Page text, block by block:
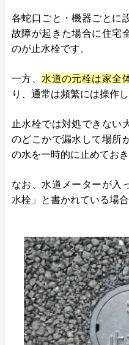
各蛇口ごと・機器ごとに
故障が起きた場合に住宅
のが止水栓です。
一方、 水道の元栓は家全
り、通常は頻繁には操作し
止水栓では対処できない
のどこかで漏水して場所
の水を一時的に止めてお
なお、水道メーターが入
水栓」と書かれている場合